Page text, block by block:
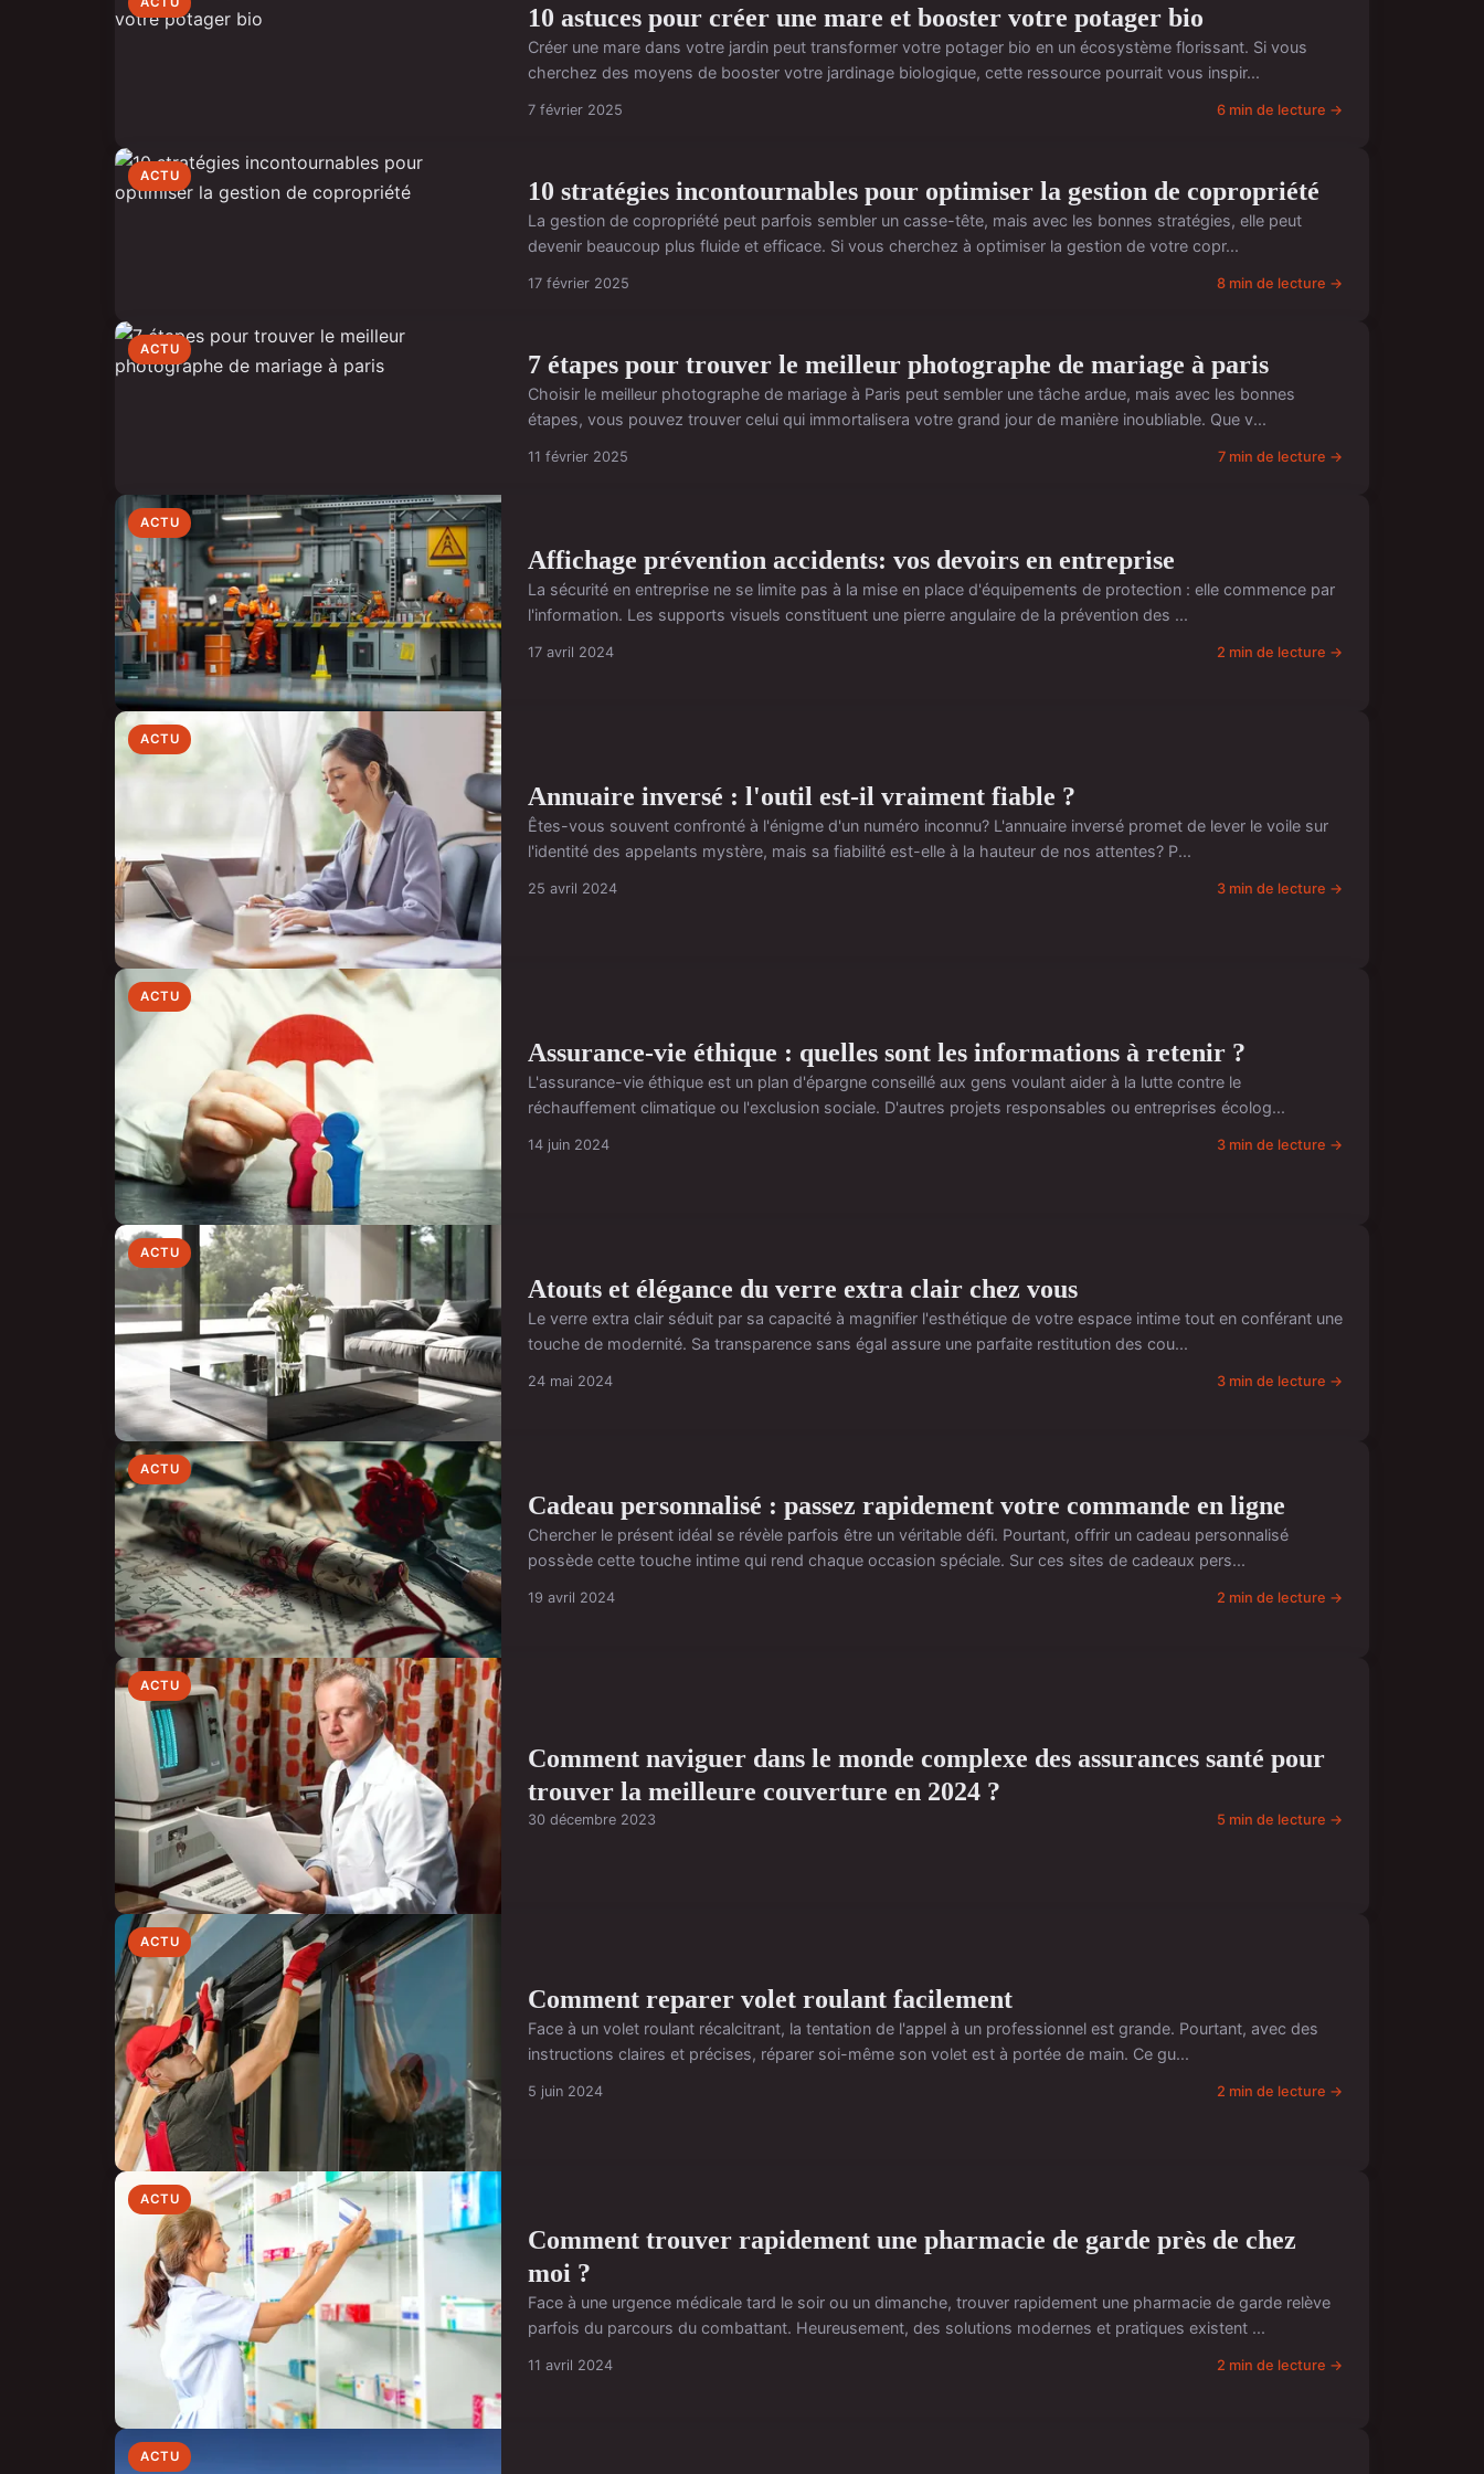
10 astuces pour créer une mare et booster votre potager bio
Créer une mare dans votre jardin peut transformer votre potager bio en un écosystème florissant. Si vous
cherchez des moyens de booster votre jardinage biologique, cette ressource pourrait vous inspir...
7 février 2025 6 min de lecture →
ACTU
10 stratégies incontournables pour optimiser la gestion de copropriété
La gestion de copropriété peut parfois sembler un casse-tête, mais avec les bonnes stratégies, elle peut
devenir beaucoup plus fluide et efficace. Si vous cherchez à optimiser la gestion de votre copr...
17 février 2025 8 min de lecture →
ACTU
7 étapes pour trouver le meilleur photographe de mariage à paris
Choisir le meilleur photographe de mariage à Paris peut sembler une tâche ardue, mais avec les bonnes
étapes, vous pouvez trouver celui qui immortalisera votre grand jour de manière inoubliable. Que v...
11 février 2025 7 min de lecture →
ACTU
Affichage prévention accidents: vos devoirs en entreprise
La sécurité en entreprise ne se limite pas à la mise en place d'équipements de protection : elle commence par
l'information. Les supports visuels constituent une pierre angulaire de la prévention des ...
17 avril 2024 2 min de lecture →
ACTU
Annuaire inversé : l'outil est-il vraiment fiable ?
Êtes-vous souvent confronté à l'énigme d'un numéro inconnu? L'annuaire inversé promet de lever le voile sur
l'identité des appelants mystère, mais sa fiabilité est-elle à la hauteur de nos attentes? P...
25 avril 2024 3 min de lecture →
ACTU
Assurance-vie éthique : quelles sont les informations à retenir ?
L'assurance-vie éthique est un plan d'épargne conseillé aux gens voulant aider à la lutte contre le
réchauffement climatique ou l'exclusion sociale. D'autres projets responsables ou entreprises écolog...
14 juin 2024 3 min de lecture →
ACTU
Atouts et élégance du verre extra clair chez vous
Le verre extra clair séduit par sa capacité à magnifier l'esthétique de votre espace intime tout en conférant une
touche de modernité. Sa transparence sans égal assure une parfaite restitution des cou...
24 mai 2024 3 min de lecture →
ACTU
Cadeau personnalisé : passez rapidement votre commande en ligne
Chercher le présent idéal se révèle parfois être un véritable défi. Pourtant, offrir un cadeau personnalisé
possède cette touche intime qui rend chaque occasion spéciale. Sur ces sites de cadeaux pers...
19 avril 2024 2 min de lecture →
ACTU
Comment naviguer dans le monde complexe des assurances santé pour
trouver la meilleure couverture en 2024 ?
30 décembre 2023 5 min de lecture →
ACTU
Comment reparer volet roulant facilement
Face à un volet roulant récalcitrant, la tentation de l'appel à un professionnel est grande. Pourtant, avec des
instructions claires et précises, réparer soi-même son volet est à portée de main. Ce gu...
5 juin 2024 2 min de lecture →
ACTU
Comment trouver rapidement une pharmacie de garde près de chez
moi ?
Face à une urgence médicale tard le soir ou un dimanche, trouver rapidement une pharmacie de garde relève
parfois du parcours du combattant. Heureusement, des solutions modernes et pratiques existent ...
11 avril 2024 2 min de lecture →
ACTU